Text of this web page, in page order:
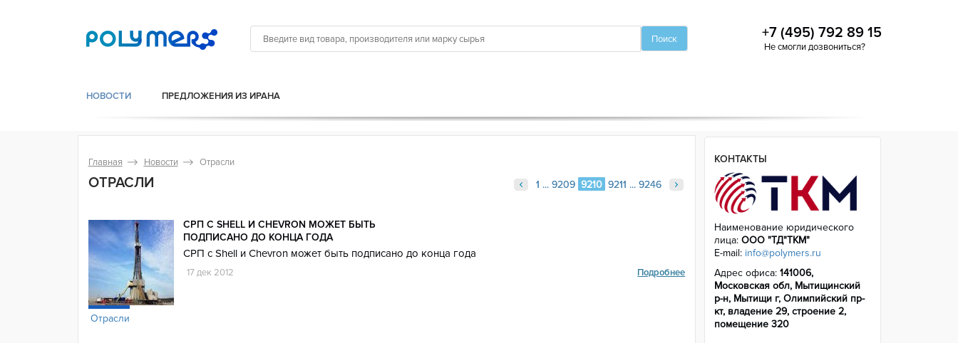
+7 (495) 792 89 15
Не смогли дозвониться?
НОВОСТИ ПРЕДЛОЖЕНИЯ ИЗ ИРАНА
Главная Новости Отрасли
ОТРАСЛИ 1 ... 9209 9210 9211 ... 9246
Отрасли
СРП С SHELL И CHEVRON МОЖЕТ БЫТЬ
ПОДПИСАНО ДО КОНЦА ГОДА
СРП с Shell и Chevron может быть подписано до конца года
17 дек 2012 Подробнее
1 ... 9209 9210 9211 ... 9246
КОНТАКТЫ
Наименование юридического
лица: ООО "ТД"ТКМ"
E-mail: info@polymers.ru
Адрес офиса: 141006,
Московская обл, Мытищинский
р-н, Мытищи г, Олимпийский пр-
кт, владение 29, строение 2,
помещение 320